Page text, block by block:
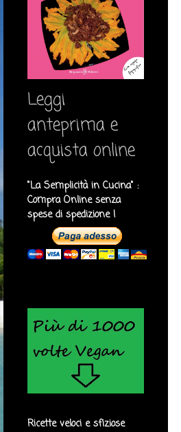
Leggi
anteprima e
acquista online
"La Semplicità in Cucina" :
Compra Online senza
spese di spedizione !
Ricette veloci e sfiziose